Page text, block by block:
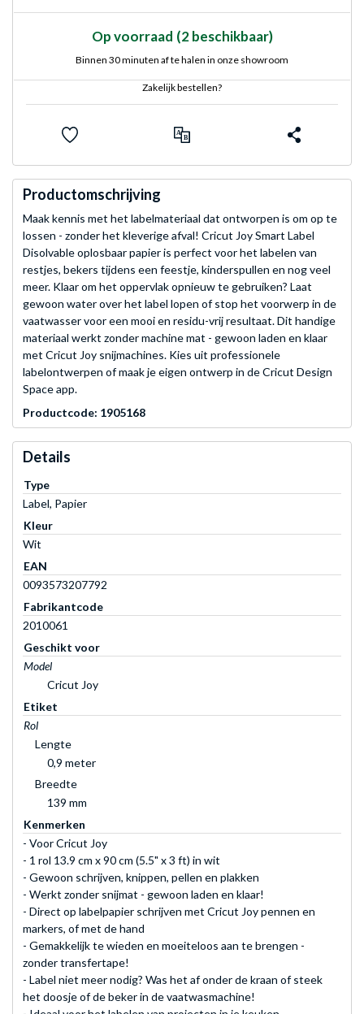
Op voorraad (2 beschikbaar)
Binnen 30 minuten af te halen in onze showroom
Zakelijk bestellen?
Productomschrijving
Maak kennis met het labelmateriaal dat ontworpen is om op te
lossen - zonder het kleverige afval! Cricut Joy Smart Label
Disolvable oplosbaar papier is perfect voor het labelen van
restjes, bekers tijdens een feestje, kinderspullen en nog veel
meer. Klaar om het oppervlak opnieuw te gebruiken? Laat
gewoon water over het label lopen of stop het voorwerp in de
vaatwasser voor een mooi en residu-vrij resultaat. Dit handige
materiaal werkt zonder machine mat - gewoon laden en klaar
met Cricut Joy snijmachines. Kies uit professionele
labelontwerpen of maak je eigen ontwerp in de Cricut Design
Space app.
Productcode: 1905168
Details
Type
Label, Papier
Kleur
Wit
EAN
0093573207792
Fabrikantcode
2010061
Geschikt voor
Model
Cricut Joy
Etiket
Rol
Lengte
0,9 meter
Breedte
139 mm
Kenmerken
- Voor Cricut Joy
- 1 rol 13.9 cm x 90 cm (5.5" x 3 ft) in wit
- Gewoon schrijven, knippen, pellen en plakken
- Werkt zonder snijmat - gewoon laden en klaar!
- Direct op labelpapier schrijven met Cricut Joy pennen en
markers, of met de hand
- Gemakkelijk te wieden en moeiteloos aan te brengen -
zonder transfertape!
- Label niet meer nodig? Was het af onder de kraan of steek
het doosje of de beker in de vaatwasmachine!